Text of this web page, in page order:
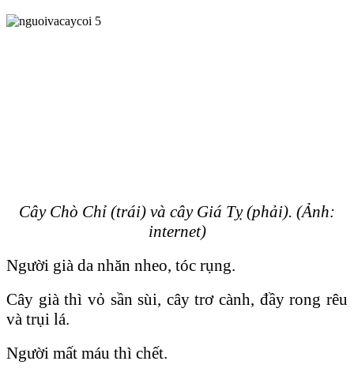
Cây Chò Chỉ (trái) và cây Giá Tỵ (phải). (Ảnh:
internet)
Người già da nhăn nheo, tóc rụng.
Cây già thì vỏ sần sùi, cây trơ cành, đầy rong rêu
và trụi lá.
Người mất máu thì chết.